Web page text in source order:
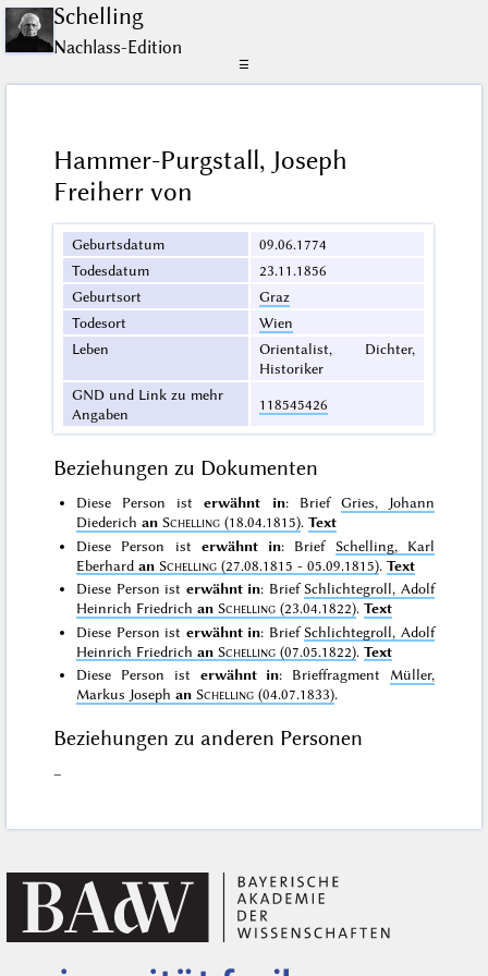
Schelling
Nachlass-Edition
☰
Hammer-Purgstall, Joseph
Freiherr von
Geburtsdatum
09.06.1774
Todesdatum
23.11.1856
Geburtsort
Graz
Todesort
Wien
Leben
Orientalist, Dichter,
Historiker
GND und Link zu mehr
Angaben
118545426
Beziehungen zu Dokumenten
Diese Person isterwähnt in: Brief Gries, Johann
Diederichan Schelling (18.04.1815).Text
Diese Person ist erwähnt in: Brief Schelling, Karl
Eberhardan Schelling (27.08.1815 - 05.09.1815).Text
Diese Person ist erwähnt in: BriefSchlichtegroll, Adolf
Heinrich Friedrichan Schelling (23.04.1822).Text
Diese Person ist erwähnt in: Brief Schlichtegroll, Adolf
Heinrich Friedrichan Schelling (07.05.1822).Text
Diese Person ist erwähnt in: Brieffragment Müller,
Markus Josephan Schelling (04.07.1833).
Beziehungen zu anderen Personen
–